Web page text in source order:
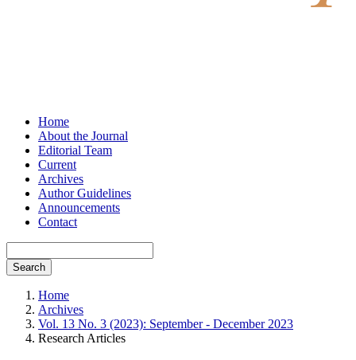
Home
About the Journal
Editorial Team
Current
Archives
Author Guidelines
Announcements
Contact
Search
Home
Archives
Vol. 13 No. 3 (2023): September - December 2023
Research Articles